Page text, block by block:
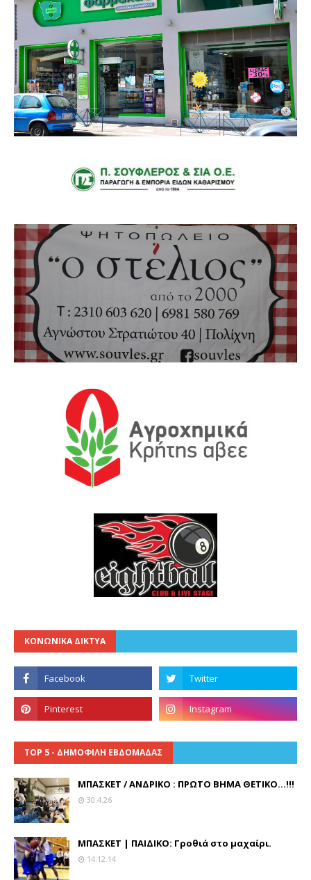
ΚΟΝΩΝΙΚΑ ΔΙΚΤΥΑ
TOP 5 - ΔΗΜΟΦΙΛΗ ΕΒΔΟΜΑΔΑΣ
ΜΠΑΣΚΕΤ / ΑΝΔΡΙΚΟ : ΠΡΩΤΟ ΒΗΜΑ ΘΕΤΙΚΟ...!!!
30.4.26
ΜΠΑΣΚΕΤ | ΠΑΙΔΙΚΟ: Γροθιά στο μαχαίρι.
14.12.14